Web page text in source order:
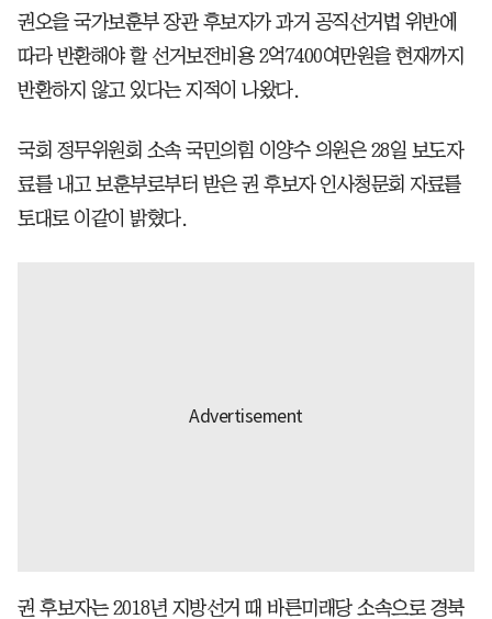
권오을 국가보훈부 장관 후보자가 과거 공직선거법 위반에
따라 반환해야 할 선거보전비용 2억7400여만원을 현재까지
반환하지 않고 있다는 지적이 나왔다.
국회 정무위원회 소속 국민의힘 이양수 의원은 28일 보도자
료를 내고 보훈부로부터 받은 권 후보자 인사청문회 자료를
토대로 이같이 밝혔다.
권 후보자는 2018년 지방선거 때 바른미래당 소속으로 경북